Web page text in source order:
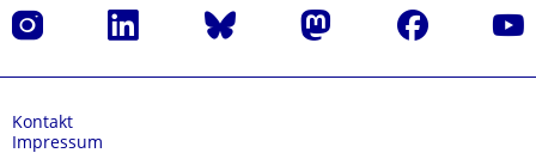
Instagram LinkedIn Bluesky Mastodon Facebook
Kontakt
Impressum